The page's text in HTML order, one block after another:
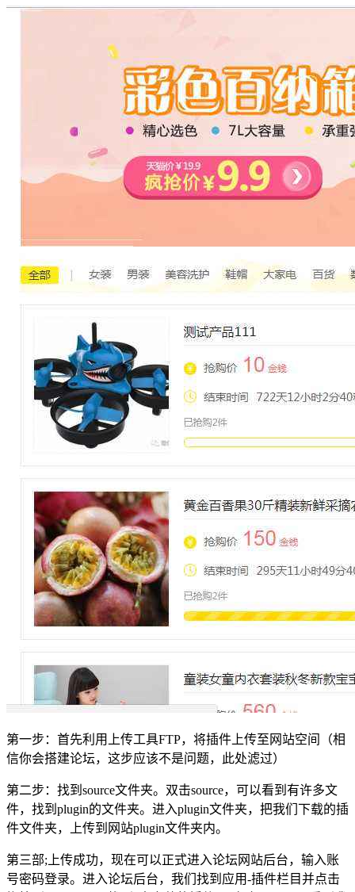
第一步：首先利用上传工具FTP，将插件上传至网站空间（相
信你会搭建论坛，这步应该不是问题，此处滤过）
第二步：找到source文件夹。双击source，可以看到有许多文
件，找到plugin的文件夹。进入plugin文件夹，把我们下载的插
件文件夹，上传到网站plugin文件夹内。
第三部;上传成功，现在可以正式进入论坛网站后台，输入账
号密码登录。进入论坛后台，我们找到应用-插件栏目并点击